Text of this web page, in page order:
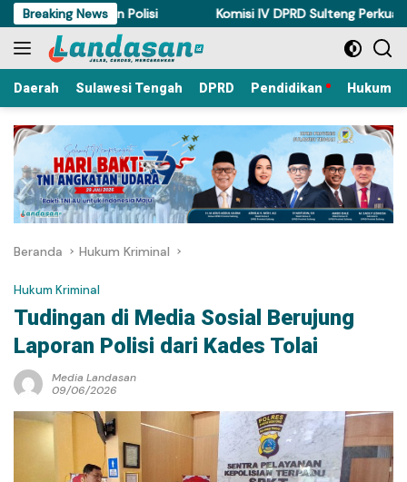
Langsung
ke
konten
Breaking News
Ditahan Polisi Komisi IV DPRD Sulteng Perkuat
Daerah Sulawesi Tengah DPRD Pendidikan Hukum
Beranda Hukum Kriminal
Hukum Kriminal
Tudingan di Media Sosial Berujung
Laporan Polisi dari Kades Tolai
Media Landasan
09/06/2026